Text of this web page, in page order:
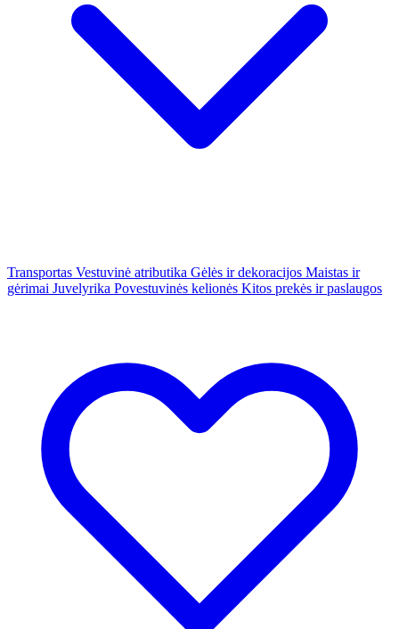
Transportas Vestuvinė atributika Gėlės ir dekoracijos Maistas ir
gėrimai Juvelyrika Povestuvinės kelionės Kitos prekės ir paslaugos